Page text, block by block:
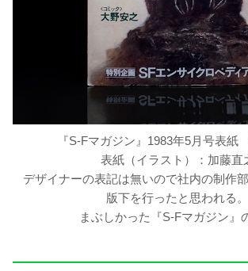
『S-Fマガジン』1983年5月号表
表紙（イラスト）：加藤直
デザイナーの表記は無いので社内の制作
版下を行ったと思われる。
まぶしかった『S-Fマガジン』